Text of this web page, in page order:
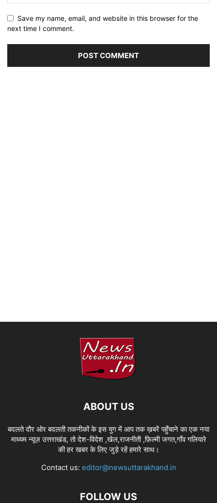
Save my name, email, and website in this browser for the
next time I comment.
ABOUT US
बदलते दौर ओर बदलती तकनीकों के इस युग में आप तक ख़बरें पहुँचाने का एक नया
माध्यम न्यूज़ उत्तराखंड, तो देश-विदेश ,खेल,राजनीती ,फ़िल्मी जगत,गाँव गलियारे
की हर खबर के लिए जुड़े रहें हमारे साथ।
Contact us: editor@newsuttarakhand.in
FOLLOW US